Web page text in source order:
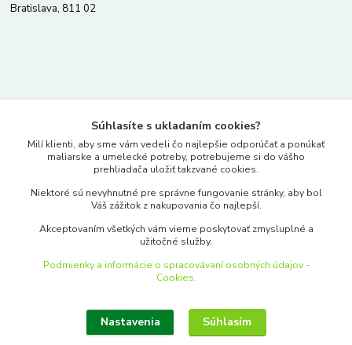
Bratislava, 811 02
www.merkantil.sk
Pondelok-Piatok: 9.00-17.00hod.
objednavky@merkantil-obchod.sk
Upraviť zber cookies.
Súhlasíte s ukladaním cookies?
Milí klienti, aby sme vám vedeli čo najlepšie odporúčať a ponúkať
maliarske a umelecké potreby, potrebujeme si do vášho
prehliadača uložiť takzvané cookies.
Niektoré sú nevyhnutné pre správne fungovanie stránky, aby bol
Váš zážitok z nakupovania čo najlepší.
Akceptovaním všetkých vám vieme poskytovať zmysluplné a
užitočné služby.
Podmienky a informácie o spracovávaní osobných údajov -
Cookies.
Nastavenia Súhlasím